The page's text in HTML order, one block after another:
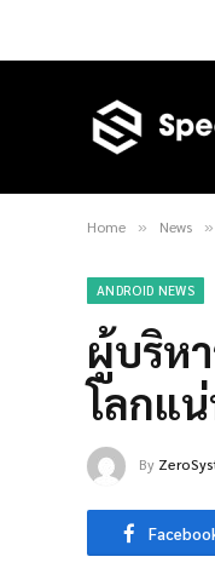
Home » News »
ANDROID NEWS
ผู้บริห
โลกแ
By